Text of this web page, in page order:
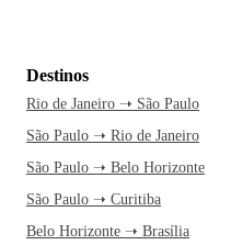
Destinos
Rio de Janeiro ➝ São Paulo
São Paulo ➝ Rio de Janeiro
São Paulo ➝ Belo Horizonte
São Paulo ➝ Curitiba
Belo Horizonte ➝ Brasília